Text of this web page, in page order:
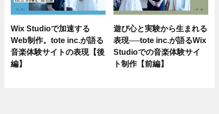
Wix Studioで加速する
Web制作。tote inc.が語る
音楽体験サイトの表現【後
編】
遊び心と実験から生まれる
表現──tote inc.が語るWix
Studioでの音楽体験サイ
ト制作【前編】